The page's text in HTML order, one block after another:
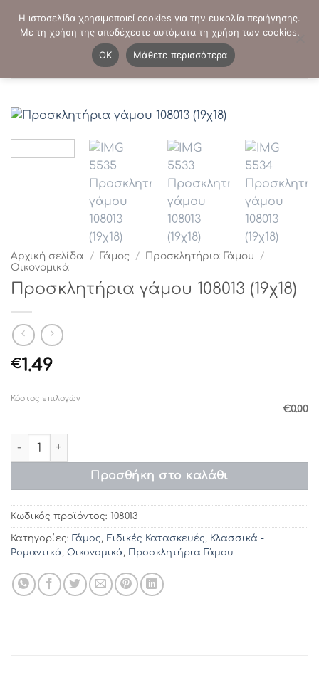
στο
ΤΗΛΕΦΩΝΙΚΕΣ ΠΑΡΑΓΓΕΛΙΕΣ: - 2103821941
Αρχική σελίδα / Γάμος / Προσκλητήρια Γάμου
/
Οικονομικά
Προσκλητήρια γάμου 108013 (19χ18)
€1.49
Κόστος επιλογών
€0.00
Προσκλητήρια γάμου 108013 (19χ18) ποσότητα
Προσθήκη στο καλάθι
Κωδικός προϊόντος: 108013
Κατηγορίες: Γάμος, Ειδικές Κατασκευές, Κλασσικά -
Ρομαντικά, Οικονομικά, Προσκλητήρια Γάμου
Η ιστοσελίδα χρησιμοποιεί cookies για την ευκολία περιήγησης.
Με τη χρήση της αποδέχεστε αυτόματα τη χρήση των cookies.
OK
Μάθετε περισσότερα